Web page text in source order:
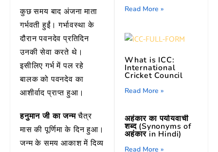
कुछ समय बाद अंजना माता
गर्भवती हुईं। गर्भावस्था के
दौरान पवनदेव प्रतिदिन
उनकी सेवा करते थे।
इसीलिए गर्भ में पल रहे
बालक को पवनदेव का
आशीर्वाद प्राप्त हुआ।
हनुमान जी का जन्मचैत्र
मास की पूर्णिमा के दिन हुआ।
जन्म के समय आकाश में दिव्य
Read More »
What is ICC:
International
Cricket Council
Read More »
अहंकार का पर्यायवाची
शब्द (Synonyms of
अहंकार in Hindi)
Read More »